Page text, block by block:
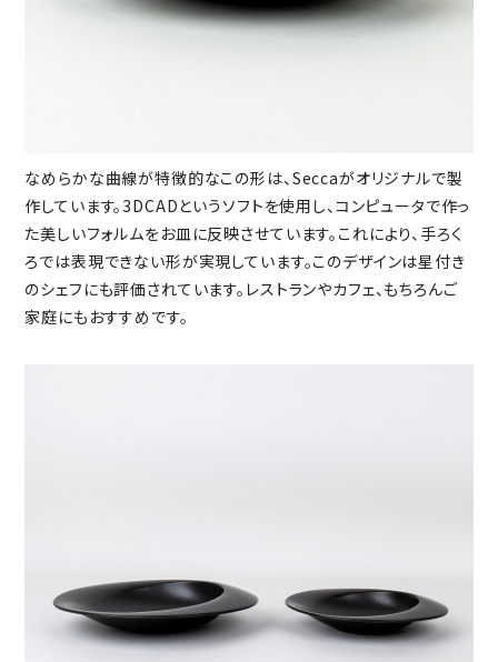
なめらかな曲線が特徴的なこの形は、Seccaがオリジナルで製
作しています。3DCADというソフトを使用し、コンピュータで作っ
た美しいフォルムをお皿に反映させています。これにより、手ろく
ろでは表現できない形が実現しています。このデザインは星付き
のシェフにも評価されています。レストランやカフェ、もちろんご
家庭にもおすすめです。